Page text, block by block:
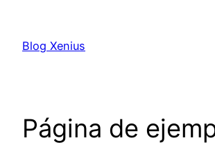
contenido
Blog Xenius
Página de